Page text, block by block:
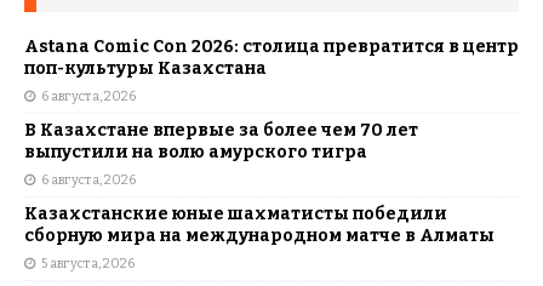
Astana Comic Con 2026: столица превратится в центр
поп-культуры Казахстана
6 августа, 2026
В Казахстане впервые за более чем 70 лет
выпустили на волю амурского тигра
6 августа, 2026
Казахстанские юные шахматисты победили
сборную мира на международном матче в Алматы
5 августа, 2026